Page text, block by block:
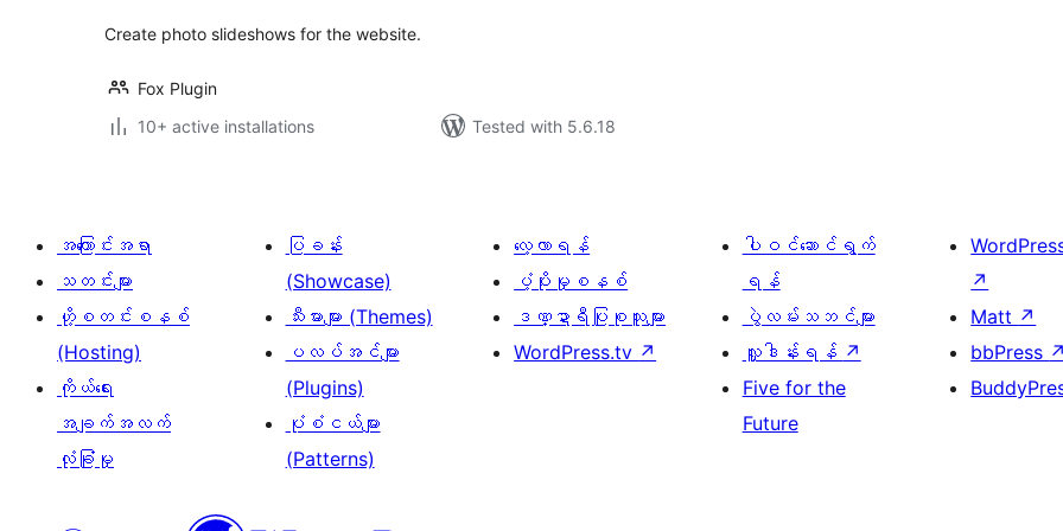
Create photo slideshows for the website.
Fox Plugin
10+ active installations
Tested with 5.6.18
အကြောင်းအရာ
သတင်းများ
ဟို့စတင်းစနစ်
(Hosting)
ကိုယ်ရေး
အချက်အလက်
လုံခြုံမှု
ပြခန်း
(Showcase)
သီးမားများ (Themes)
ပလပ်အင်များ
(Plugins)
ပုံစံငယ်များ
(Patterns)
လေ့လာရန်
ပံ့ပိုးမှုစနစ်
ဒဏ္ဍာရီပြုစုသူများ
WordPress.tv ↗
ပါဝင်ဆောင်ရွက်
ရန်
ပွဲလမ်းသဘင်များ
လှူဒါန်းရန် ↗
Five for the
Future
↗
Matt ↗
bbPress ↗